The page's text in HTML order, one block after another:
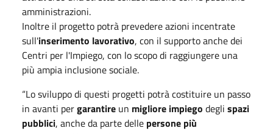
amministrazioni.
Inoltre il progetto potrà prevedere azioni incentrate
sull'inserimento lavorativo, con il supporto anche dei
Centri per l'Impiego, con lo scopo di raggiungere una
più ampia inclusione sociale.
“Lo sviluppo di questi progetti potrà costituire un passo
in avanti pergarantire un migliore impiego degli spazi
pubblici, anche da parte delle persone più